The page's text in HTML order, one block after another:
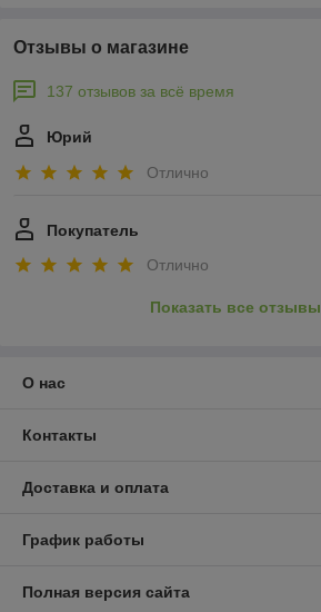
Отзывы о магазине
137 отзывов за всё время
Юрий
Отлично
Покупатель
Отлично
Показать все отзывы
О нас
Контакты
Доставка и оплата
График работы
Полная версия сайта